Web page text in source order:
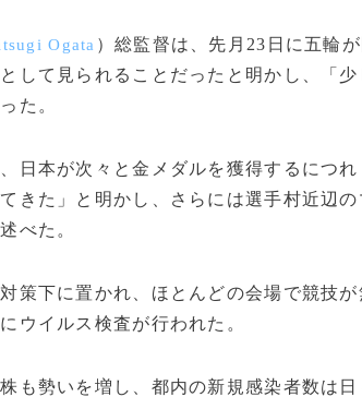
Ogata ）総監督は、先月23日に五輪
して見られることだったと明かし、「
た。
日本が次々と金メダルを獲得するにつ
きた」と明かし、さらには選手村近辺
べた。
策下に置かれ、ほとんどの会場で競技
ウイルス検査が行われた。
も勢いを増し、都内の新規感染者数は